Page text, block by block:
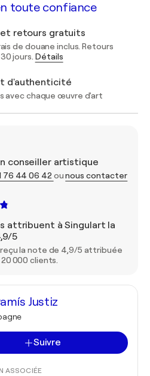
toute confiance
et retours gratuits
de douane inclus. Retours
jours. Détails
d'authenticité
avec chaque œuvre d'art
conseiller artistique
76 44 06 42 ounous contacter
attribuent à Singulart la
5
la note de 4,9/5 attribuée
000 clients.
Justiz
Suivre
ASSOCIÉE